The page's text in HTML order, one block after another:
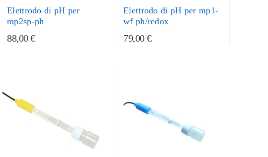
Elettrodo di pH per
mp2sp-ph
88,00 €
Elettrodo di pH per mp1-
wf ph/redox
79,00 €